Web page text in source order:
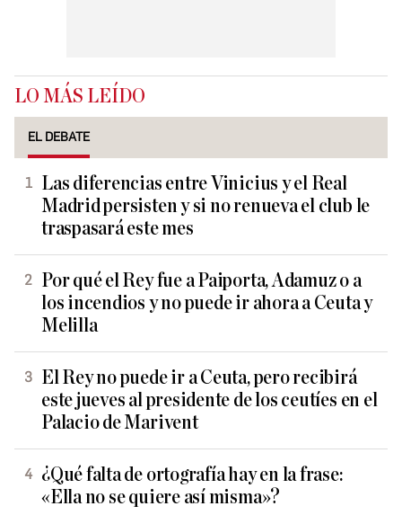
LO MÁS LEÍDO
EL DEBATE
Las diferencias entre Vinicius y el Real
Madrid persisten y si no renueva el club le
traspasará este mes
Por qué el Rey fue a Paiporta, Adamuz o a
los incendios y no puede ir ahora a Ceuta y
Melilla
El Rey no puede ir a Ceuta, pero recibirá
este jueves al presidente de los ceutíes en el
Palacio de Marivent
¿Qué falta de ortografía hay en la frase:
«Ella no se quiere así misma»?